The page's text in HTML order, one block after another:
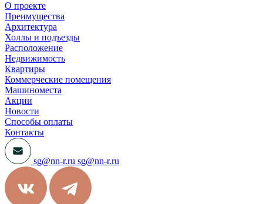
О проекте
Преимущества
Архитектура
Холлы и подъезды
Расположение
Недвижимость
Квартиры
Коммерческие помещения
Машиноместа
Акции
Новости
Способы оплаты
Контакты
sg@nn-r.ru sg@nn-r.ru